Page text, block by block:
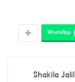
WhatsApp
Shakila Jalil